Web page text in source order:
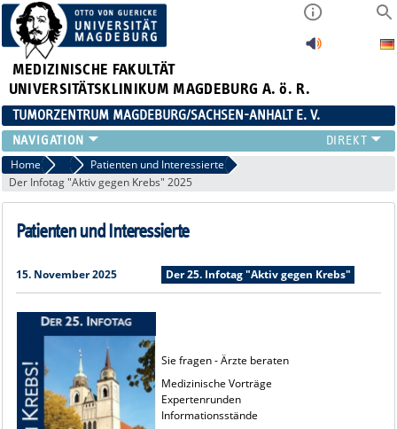
MEDIZINISCHE FAKULTÄT
UNIVERSITÄTSKLINIKUM MAGDEBURG A. ö. R.
TUMORZENTRUM MAGDEBURG/SACHSEN-ANHALT E. V.
ÜBER UNS
TEAM
AKTUELLES
VERANSTALTUNGEN
ARBEITSGRUPPEN
KONTAKT
ANMELDUNG HÄMATOLOGISCHER STAMMTISCH 02.09.2026
Home Veranstaltungen
Patienten und Interessierte
Der Infotag "Aktiv gegen Krebs" 2025
Patienten und Interessierte
15. November 2025 Der 25. Infotag "Aktiv gegen Krebs"
Sie fragen - Ärzte beraten
Medizinische Vorträge
Expertenrunden
Informationsstände